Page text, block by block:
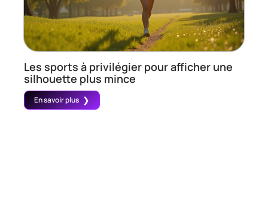
Les sports à privilégier pour afficher une
silhouette plus mince
En savoir plus